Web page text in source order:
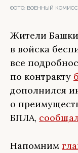
ФОТО: ВОЕННЫЙ
Жители
в войска
все
по контракту
дополнился
о
БПЛА,
Напомним